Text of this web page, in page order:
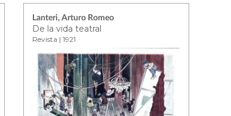
Lanteri, Arturo Romeo
De la vida teatral
Revista | 1921